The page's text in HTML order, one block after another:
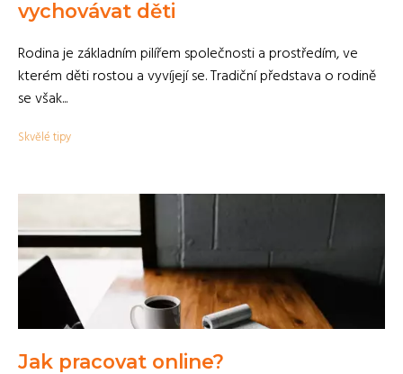
vychovávat děti
Rodina je základním pilířem společnosti a prostředím, ve
kterém děti rostou a vyvíjejí se. Tradiční představa o rodině
se však...
Skvělé tipy
Jak pracovat online?